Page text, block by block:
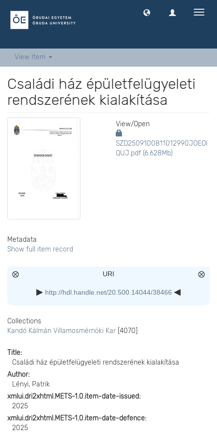
View Item
Családi ház épületfelügyeleti
rendszerének kialakítása
View/Open
SZD2509100811012990JOEOI
QUJ.pdf (6.628Mb)
Metadata
Show full item record
URI
http://hdl.handle.net/20.500.14044/38466
Collections
Kandó Kálmán Villamosmérnöki Kar [4070]
Title
Családi ház épületfelügyeleti rendszerének kialakítása
Author
Lényi, Patrik
xmlui.dri2xhtml.METS-1.0.item-date-issued
2025
xmlui.dri2xhtml.METS-1.0.item-date-defence
2025